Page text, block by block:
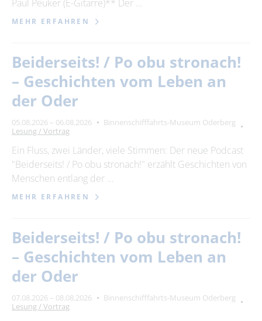
Paul Peuker (E-Gitarre)** Der …
MEHR ERFAHREN
Beiderseits! / Po obu stronach!
– Geschichten vom Leben an
der Oder
05.08.2026 – 06.08.2026
Binnenschifffahrts-Museum Oderberg
Lesung / Vortrag
Ein Fluss, zwei Länder, viele Stimmen: Der neue Podcast
"Beiderseits! / Po obu stronach!" erzählt Geschichten von
Menschen entlang der …
MEHR ERFAHREN
Beiderseits! / Po obu stronach!
– Geschichten vom Leben an
der Oder
07.08.2026 – 08.08.2026
Binnenschifffahrts-Museum Oderberg
Lesung / Vortrag